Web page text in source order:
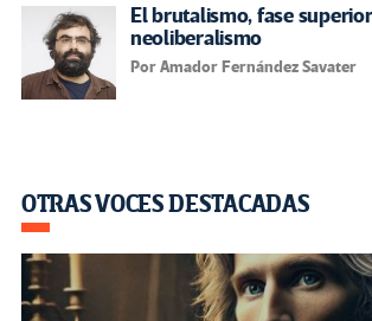
El brutalismo, fase
neoliberalismo
Por Amador Fernández Savater
OTRAS VOCES DESTACADAS